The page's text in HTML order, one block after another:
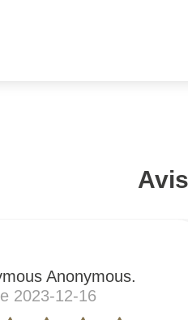
Avis
Anonymous.
le 2023-12-16